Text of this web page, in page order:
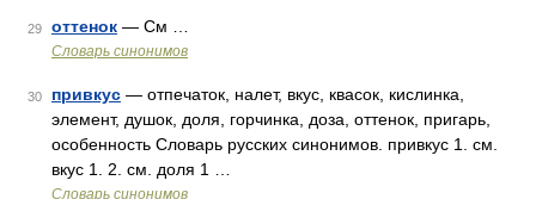
29 оттенок — См …
Словарь синонимов
30 привкус — отпечаток, налет, вкус, квасок, кислинка,
элемент, душок, доля, горчинка, доза, оттенок, пригарь,
особенность Словарь русских синонимов. привкус 1. см.
вкус 1. 2. см. доля 1 …
Словарь синонимов